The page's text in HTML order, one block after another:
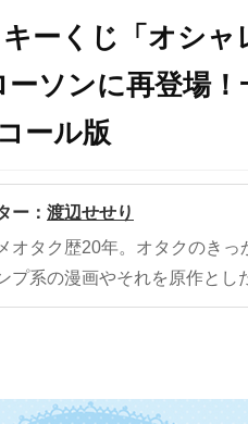
ーくじ「オシャ
ーソンに再登場
ール版
ー： 渡辺せせり
オタク歴20年。オタクのきっ
プ系の漫画やそれを原作とし